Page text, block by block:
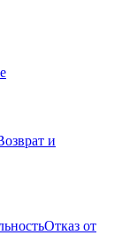
и
Отказ от